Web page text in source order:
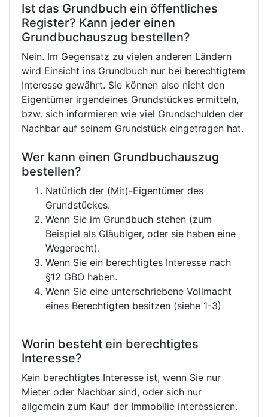
Ist das Grundbuch ein öffentliches
Register? Kann jeder einen
Grundbuchauszug bestellen?
Nein. Im Gegensatz zu vielen anderen Ländern
wird Einsicht ins Grundbuch nur bei berechtigtem
Interesse gewährt. Sie können also nicht den
Eigentümer irgendeines Grundstückes ermitteln,
bzw. sich informieren wie viel Grundschulden der
Nachbar auf seinem Grundstück eingetragen hat.
Wer kann einen Grundbuchauszug
bestellen?
Natürlich der (Mit)-Eigentümer des
Grundstückes.
Wenn Sie im Grundbuch stehen (zum
Beispiel als Gläubiger, oder sie haben eine
Wegerecht).
Wenn Sie ein berechtigtes Interesse nach
§12 GBO haben.
Wenn Sie eine unterschriebene Vollmacht
eines Berechtigten besitzen (siehe 1-3)
Worin besteht ein berechtigtes
Interesse?
Kein berechtigtes Interesse ist, wenn Sie nur
Mieter oder Nachbar sind, oder sich nur
allgemein zum Kauf der Immobilie interessieren.